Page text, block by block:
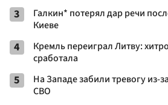
3
Галкин* потерял дар речи
Киеве
4
Кремль переиграл Литву:
сработала
5
На Западе забили тревогу из-
СВО